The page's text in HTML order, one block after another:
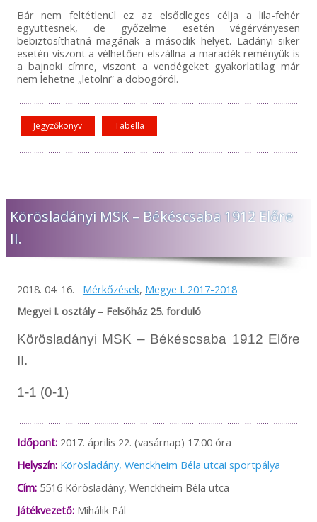
Bár nem feltétlenül ez az elsődleges célja a lila-fehér
együttesnek, de győzelme esetén végérvényesen
bebiztosíthatná magának a második helyet. Ladányi siker
esetén viszont a vélhetően elszállna a maradék reményük is
a bajnoki címre, viszont a vendégeket gyakorlatilag már
nem lehetne „letolni” a dobogóról.
Jegyzőkönyv Tabella
Körösladányi MSK – Békéscsaba 1912 Előre
II.
2018. 04. 16. Mérkőzések, Megye I. 2017-2018
Megyei I. osztály – Felsőház 25. forduló
Körösladányi MSK – Békéscsaba 1912 Előre
II.
1-1 (0-1)
Időpont:2017. április 22. (vasárnap) 17:00 óra
Helyszín: Körösladány, Wenckheim Béla utcai sportpálya
Cím:5516 Körösladány, Wenckheim Béla utca
Játékvezető: Mihálik Pál